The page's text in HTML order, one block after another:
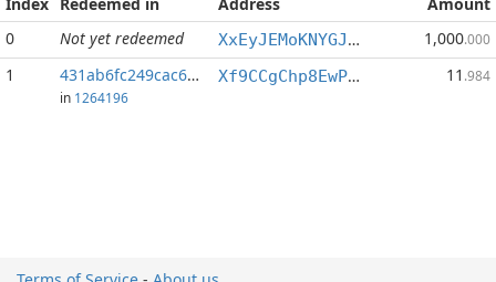
0
Not yet redeemed XxEyJEMoKNYGJLhjFrd4FJE3PeMvZzX6HF 1,000.000
1 431ab6fc249cac62...
in 1264196
Xf9CCgChp8EwPUMKUMNCzetpnFqfY7gaEU 11 .984